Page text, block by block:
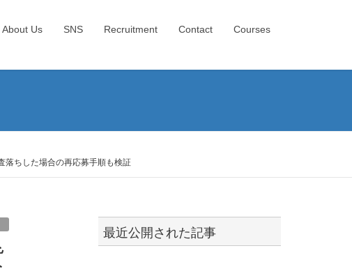
About Us SNS Recruitment Contact Courses
落ちした場合の再応募手順も検証
最近公開された記事